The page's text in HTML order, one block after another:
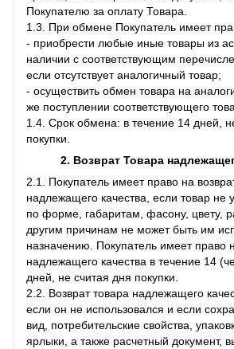
Покупателю за оплату Товара.
1.3. При обмене Покупатель имеет
- приобрести любые иные товары из
наличии с соответствующим
если отсутствует аналогичный товар;
- осуществить обмен товара на
же поступлении соответствующего
1.4. Срок обмена: в течение 14 дней,
покупки.
2. Возврат Товара
2.1. Покупатель имеет право на
надлежащего качества, если товар не
по форме, габаритам, фасону, цвету,
другим причинам не может быть им
назначению. Покупатель имеет право
надлежащего качества в течение 14
дней, не считая дня покупки.
2.2. Возврат товара надлежащего
если он не использовался и если
вид, потребительские свойства,
ярлыки, а также расчетный документ,